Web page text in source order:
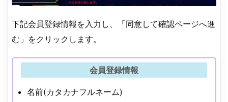
下記会員登録情報を入力し、「同意して確認ページへ進
む」をクリックします。
会員登録情報
名前(カタカナフルネーム)